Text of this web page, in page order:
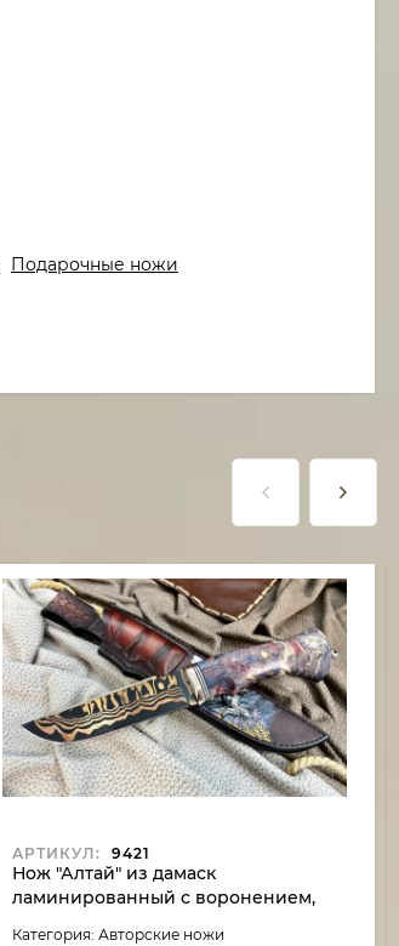
Подарочные ножи
АРТИКУЛ: 9421
Нож "Алтай" из дамаск
ламинированный с воронением,
Категория: Авторские ножи